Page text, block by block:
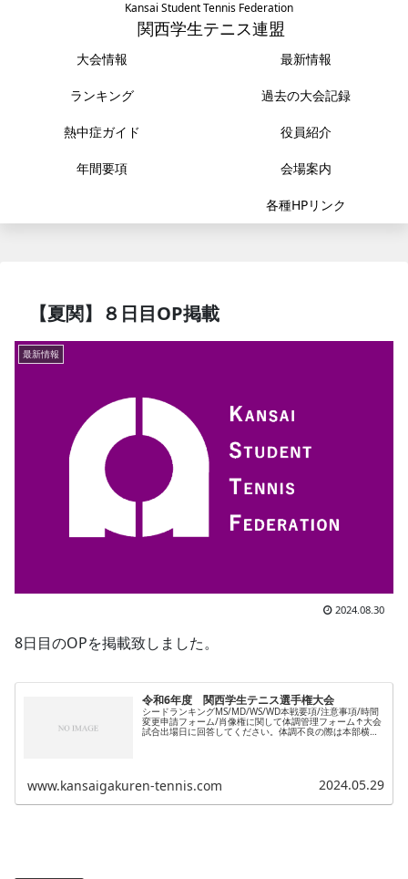
Kansai Student Tennis Federation
関西学生テニス連盟
大会情報 最新情報
ランキング 過去の大会記録
熱中症ガイド 役員紹介
年間要項 会場案内
各種HPリンク
【夏関】８日目OP掲載
最新情報
2024.08.30
8日目のOPを掲載致しました。
令和6年度 関西学生テニス選手権大会
シードランキングMS/MD/WS/WD本戦要項/注意事項/時間
変更申請フォーム/肖像権に関して体調管理フォーム↑大会
試合出場日に回答してください。体調不良の際は本部横ト
www.kansaigakuren-tennis.com 2024.05.29